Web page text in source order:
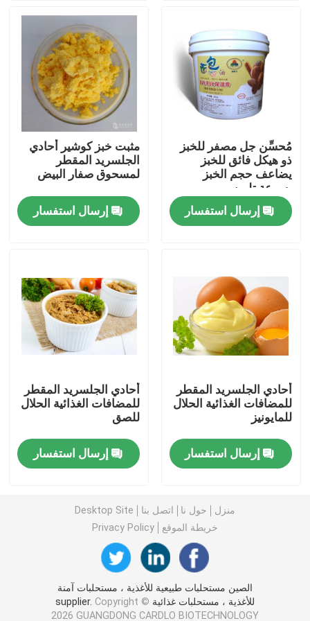
عرض الواقع الافتراضي
معلومات عنا
رقابة جودة
اتصل بنا
اطلب اقتباس
مستحلب الطعام E471
مستحلب الغذاء الصف
أحادي وثنائي الجلسريد
الجلسرين أحادي ستيارات
مستحلب محسن الكيك
مُحسِّن جل مصفر للخبز
ذو هيكل فائق للخبز
يضاعف حجم الخبز
بسرعة تليين
إرسال استفسار
مثبت خبز كوشير أحادي
الجلسريد المقطر
لمسحوق صفار البيض
إرسال استفسار
أحادي الجلسريد المقطر
للمضافات الغذائية الحلال
للمايونيز
إرسال استفسار
أحادي الجلسريد المقطر
للمضافات الغذائية الحلال
للصق
إرسال استفسار
منزل حول نا اتصل بنا
Desktop Site
خريطة الموقع
Privacy Policy
الصين مستحلبات طبيعية للأغذية ، مستحلبات آمنة
للأغذية ، مستحلبات غذائية supplier. Copyright ©
2026 GUANGDONG CARDLO BIOTECHNOLOGY